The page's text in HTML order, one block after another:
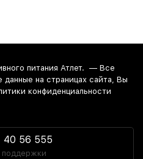
питания Атлет. — Все
на страницах сайта, Вы
конфиденциальности
40 56 555
поддержки